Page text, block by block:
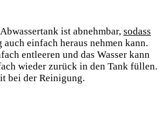
ist abnehmbar, sodass
einfach heraus nehmen kann.
entleeren und das Wasser kann
wieder zurück in den Tank füllen.
bei der Reinigung.